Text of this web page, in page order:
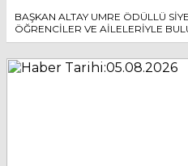
BAŞKAN ALTAY UMRE ÖDÜLLÜ
ÖĞRENCİLER VE AİLELERİYLE